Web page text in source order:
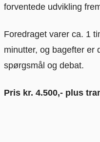
forventede udvikling
Foredraget varer ca. 1
minutter, og bagefter er
spørgsmål og debat.
Pris kr. 4.500,- plus